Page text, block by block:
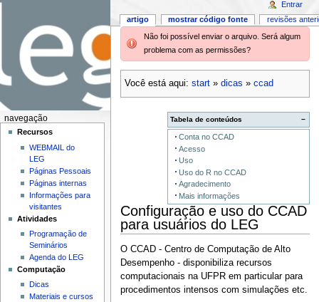
Não foi possível enviar o arquivo. Será algum
problema com as permissões?
Você está aqui: start» dicas » ccad
−
Tabela de conteúdos
Conta no CCAD
Acesso
Uso
Uso do R no CCAD
Agradecimento
Mais informações
Configuração e uso do CCAD
para usuários do LEG
O CCAD - Centro de Computação de Alto
Desempenho - disponibiliza recursos
computacionais na UFPR em particular para
procedimentos intensos com simulações etc.
artigo mostrar código fonte revisões
Entrar
navegação
Recursos
WEBMAIL do
LEG
Páginas Pessoais
Páginas internas
Informações para
visitantes
Atividades
Programação de
Seminários
Agenda do LEG
Computação
Dicas
Materiais e cursos